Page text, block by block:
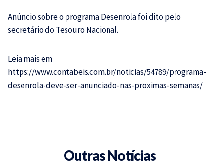
Anúncio sobre o programa Desenrola foi dito pelo
secretário do Tesouro Nacional.
Leia mais em
https://www.contabeis.com.br/noticias/54789/programa-
desenrola-deve-ser-anunciado-nas-proximas-semanas/
Outras Notícias